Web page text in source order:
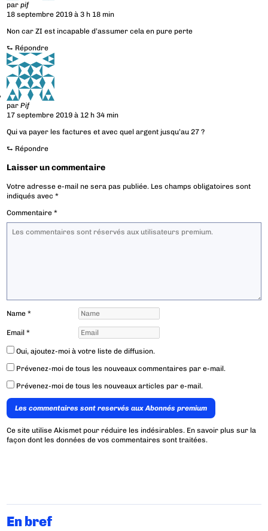
parpif
18 septembre 2019 à 3 h 18 min
Non car ZI est incapable d’assumer cela en pure perte
⮑ Répondre
parPif
17 septembre 2019 à 12 h 34 min
Qui va payer les factures et avec quel argent jusqu’au 27 ?
⮑ Répondre
Laisser un commentaire
Votre adresse e-mail ne sera pas publiée. Les champs obligatoires sont
indiqués avec*
Commentaire*
Name*
Email*
Oui, ajoutez-moi à votre liste de diffusion.
Prévenez-moi de tous les nouveaux commentaires par e-mail.
Prévenez-moi de tous les nouveaux articles par e-mail.
Les commentaires sont reservés aux Abonnés premium
Ce site utilise Akismet pour réduire les indésirables. En savoir plus sur la
façon dont les données de vos commentaires sont traitées.
En bref